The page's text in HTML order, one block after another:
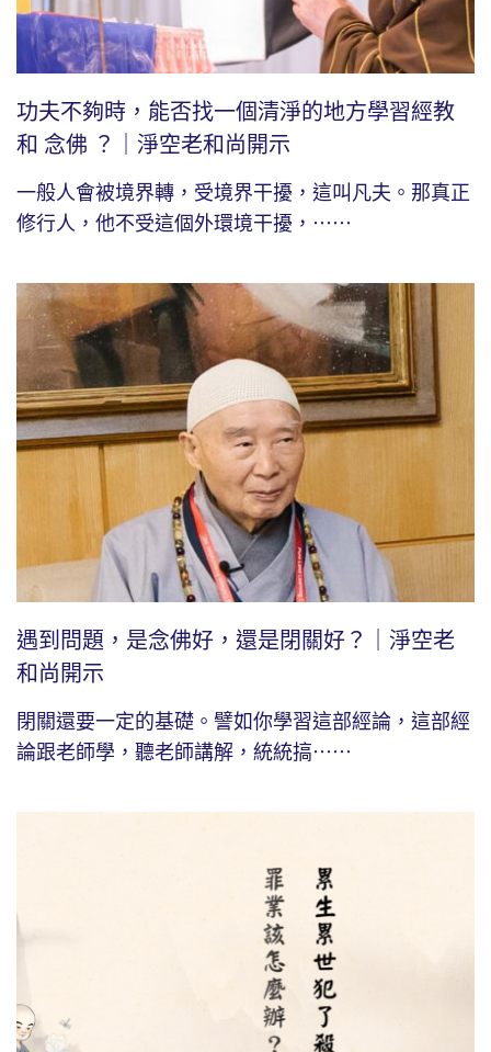
功夫不夠時，能否找一個清淨的地方學習經教
和 念佛 ？｜淨空老和尚開示
一般人會被境界轉，受境界干擾，這叫凡夫。那真正
修行人，他不受這個外環境干擾，⋯⋯
遇到問題，是念佛好，還是閉關好？｜淨空老
和尚開示
閉關還要一定的基礎。譬如你學習這部經論，這部經
論跟老師學，聽老師講解，統統搞⋯⋯